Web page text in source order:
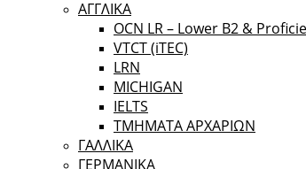
ΑΓΓΛΙΚΑ
OCN LR – Lower B2 &
VTCT (iTEC)
LRN
MICHIGAN
IELTS
ΤΜΗΜΑΤΑ ΑΡΧΑΡΙΩΝ
ΓΑΛΛΙΚΑ
ΓΕΡΜΑΝΙΚΑ